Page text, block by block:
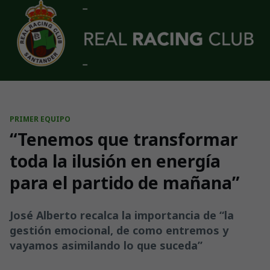
Skip to main content
PRIMER EQUIPO
“Tenemos que transformar
toda la ilusión en energía
para el partido de mañana”
José Alberto recalca la importancia de “la
gestión emocional, de como entremos y
vayamos asimilando lo que suceda”